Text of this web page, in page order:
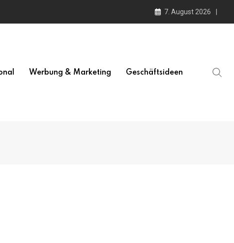
7. August 2026
Werbung & Marketing Geschäftsideen